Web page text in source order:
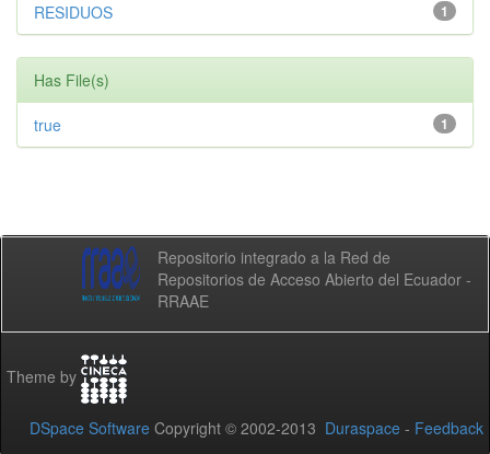
1
RESIDUOS
Has File(s)
1
true
Repositorio integrado a la Red de
Repositorios de Acceso Abierto del Ecuador -
RRAAE
Theme by
DSpace Software Copyright © 2002-2013 Duraspace - Feedback